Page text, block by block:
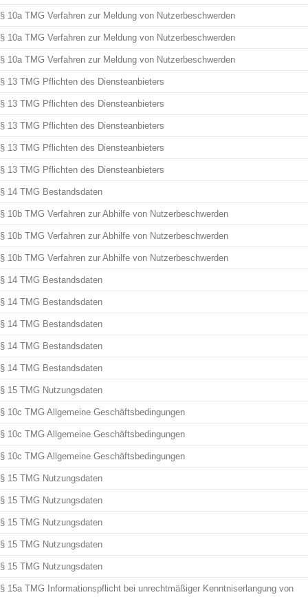
§ 10a TMG Verfahren zur Meldung von Nutzerbeschwerden
§ 10a TMG Verfahren zur Meldung von Nutzerbeschwerden
§ 10a TMG Verfahren zur Meldung von Nutzerbeschwerden
§ 13 TMG Pflichten des Diensteanbieters
§ 13 TMG Pflichten des Diensteanbieters
§ 13 TMG Pflichten des Diensteanbieters
§ 13 TMG Pflichten des Diensteanbieters
§ 13 TMG Pflichten des Diensteanbieters
§ 14 TMG Bestandsdaten
§ 10b TMG Verfahren zur Abhilfe von Nutzerbeschwerden
§ 10b TMG Verfahren zur Abhilfe von Nutzerbeschwerden
§ 10b TMG Verfahren zur Abhilfe von Nutzerbeschwerden
§ 14 TMG Bestandsdaten
§ 14 TMG Bestandsdaten
§ 14 TMG Bestandsdaten
§ 14 TMG Bestandsdaten
§ 14 TMG Bestandsdaten
§ 15 TMG Nutzungsdaten
§ 10c TMG Allgemeine Geschäftsbedingungen
§ 10c TMG Allgemeine Geschäftsbedingungen
§ 10c TMG Allgemeine Geschäftsbedingungen
§ 15 TMG Nutzungsdaten
§ 15 TMG Nutzungsdaten
§ 15 TMG Nutzungsdaten
§ 15 TMG Nutzungsdaten
§ 15 TMG Nutzungsdaten
§ 15a TMG Informationspflicht bei unrechtmäßiger Kenntniserlangung von